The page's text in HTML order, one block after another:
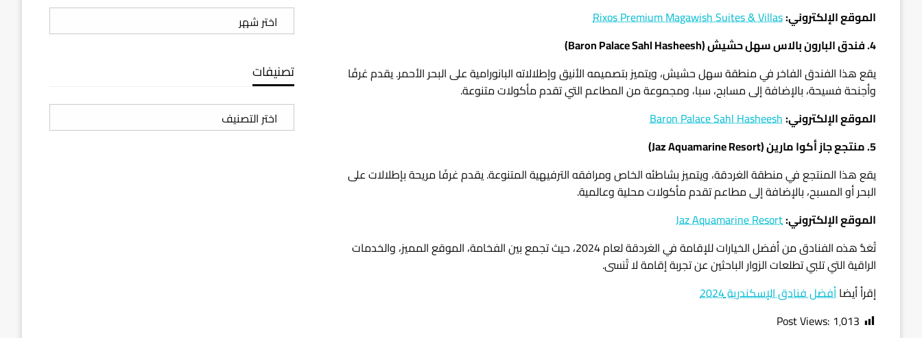
الموقع الإلكتروني:Rixos Premium Magawish Suites & Villas
4. فندق البارون بالاس سهل حشيش (Baron Palace Sahl Hasheesh)
يقع هذا الفندق الفاخر في منطقة سهل حشيش، ويتميز بتصميمه الأنيق وإطلالاته البانورامية على البحر الأحمر. يقدم غرفًا
وأجنحة فسيحة، بالإضافة إلى مسابح، سبا، ومجموعة من المطاعم التي تقدم مأكولات متنوعة.
الموقع الإلكتروني:Baron Palace Sahl Hasheesh
5. منتجع جاز أكوا مارين (Jaz Aquamarine Resort)
يقع هذا المنتجع في منطقة الغردقة، ويتميز بشاطئه الخاص ومرافقه الترفيهية المتنوعة. يقدم غرفًا مريحة بإطلالات على
البحر أو المسبح، بالإضافة إلى مطاعم تقدم مأكولات محلية وعالمية.
الموقع الإلكتروني:Jaz Aquamarine Resort
تُعَدُّ هذه الفنادق من أفضل الخيارات للإقامة في الغردقة لعام 2024، حيث تجمع بين الفخامة، الموقع المميز، والخدمات
الراقية التي تلبي تطلعات الزوار الباحثين عن تجربة إقامة لا تُنسى.
إقرأ أيضاأفضل فنادق الإسكندرية 2024
Post Views: 1٬013
الأرشيف
تصنيفات
تصنيفات